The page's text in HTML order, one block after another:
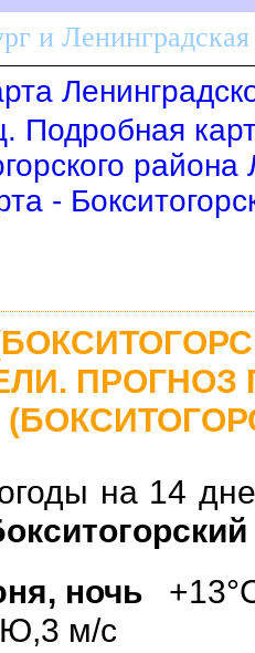
и Ленинградская
Подробная
-
на 14
ночь
Ю,3 м/с